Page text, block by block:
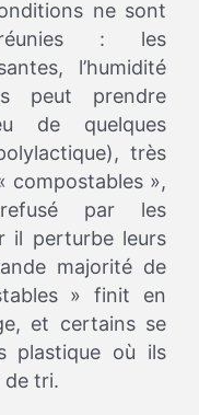
ne sont
réunies : les
l’humidité
peut prendre
de quelques
très
compostables »,
par les
il perturbe leurs
majorité de
» finit en
et certains se
plastique où ils
tri.